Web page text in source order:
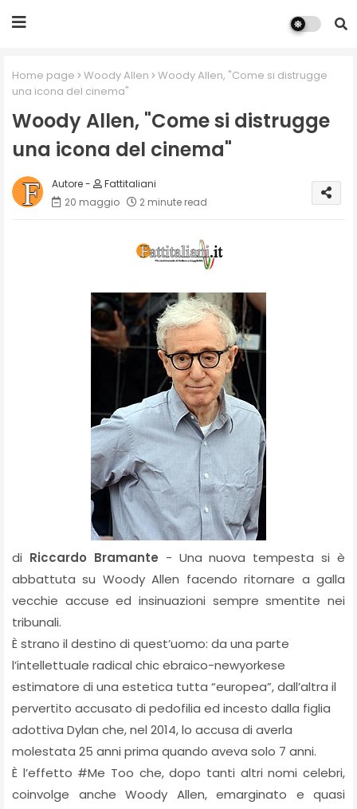
Home page Woody Allen
Woody Allen, "Come si distrugge
una icona del cinema"
Woody Allen, "Come si distrugge
una icona del cinema"
Fattitaliani
20 maggio
2 minute read
di Riccardo Bramante - Una nuova tempesta si è
abbattuta su Woody Allen facendo ritornare a galla
vecchie accuse ed insinuazioni sempre smentite nei
tribunali.
È strano il destino di quest’uomo: da una parte
l’intellettuale radical chic ebraico-newyorkese
estimatore di una estetica tutta “europea”, dall’altra il
pervertito accusato di pedofilia ed incesto dalla figlia
adottiva Dylan che, nel 2014, lo accusa di averla
molestata 25 anni prima quando aveva solo 7 anni.
È l’effetto #Me Too che, dopo tanti altri nomi celebri,
coinvolge anche Woody Allen, emarginato e quasi